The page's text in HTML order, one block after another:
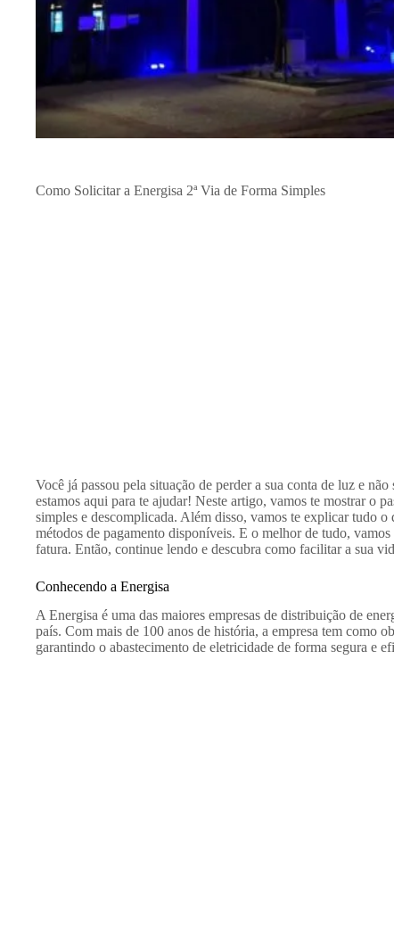
Como Solicitar a Energisa 2ª Via de Forma Simples
Você já passou pela situação de perder a sua conta de luz e
estamos aqui para te ajudar! Neste artigo, vamos te mostrar o
simples e descomplicada. Além disso, vamos te explicar tudo o
métodos de pagamento disponíveis. E o melhor de tudo,
fatura. Então, continue lendo e descubra como facilitar a sua
Conhecendo a Energisa
A Energisa é uma das maiores empresas de distribuição de
país. Com mais de 100 anos de história, a empresa tem como
garantindo o abastecimento de eletricidade de forma segura e